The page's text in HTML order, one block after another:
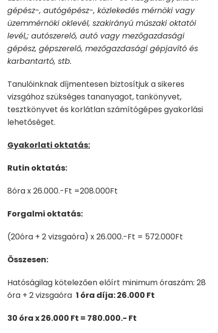
gépész-, autógépész-, közlekedés mérnöki vagy
üzemmérnöki oklevél, szakirányú műszaki oktatói
levél,; autószerelő, autó vagy mezőgazdasági
gépész, gépszerelő, mezőgazdasági gépjavító és
karbantartó, stb.
Tanulóinknak díjmentesen biztosítjuk a sikeres
vizsgához szükséges tananyagot, tankönyvet,
tesztkönyvet és korlátlan számítógépes gyakorlási
lehetőséget.
Gyakorlati oktatás:
Rutin oktatás:
8óra x 26.000.-Ft =208.000Ft
Forgalmi oktatás:
(20óra + 2 vizsgaóra) x 26.000.-Ft = 572.000Ft
Összesen:
Hatóságilag kötelezően előírt minimum óraszám: 28
óra + 2 vizsgaóra 1 óra díja: 26.000 Ft
30 óra x 26.000 Ft = 780.000.- Ft